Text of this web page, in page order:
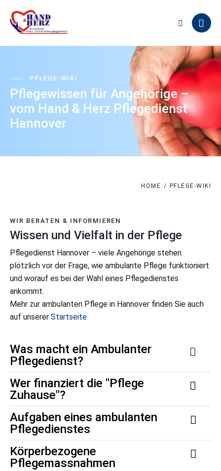
PFLEGE-WIKI
Pflegewissen für Angehörige –
vom Hand & Herz Pflegedienst
Hannover
HOME PFLEGE-WIKI
WIR BERATEN & INFORMIEREN
Wissen und Vielfalt in der Pflege
Pflegedienst Hannover – viele Angehörige stehen
plötzlich vor der Frage, wie ambulante Pflege funktioniert
und worauf es bei der Wahl eines Pflegedienstes
ankommt.
Mehr zur ambulanten Pflege in Hannover finden Sie auch
auf unserer Startseite
Was macht ein Ambulanter
Pflegedienst?
Wer finanziert die "Pflege
Zuhause"?
Aufgaben eines ambulanten
Pflegedienstes
Körperbezogene
Pflegemassnahmen